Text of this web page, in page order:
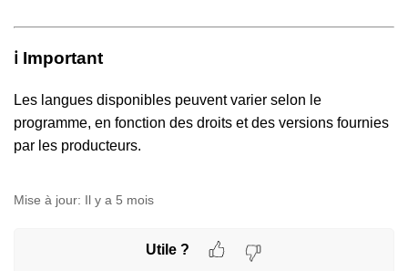
ℹ️ Important
Les langues disponibles peuvent varier selon le
programme, en fonction des droits et des versions fournies
par les producteurs.
Mise à jour: Il y a 5 mois
Utile ?